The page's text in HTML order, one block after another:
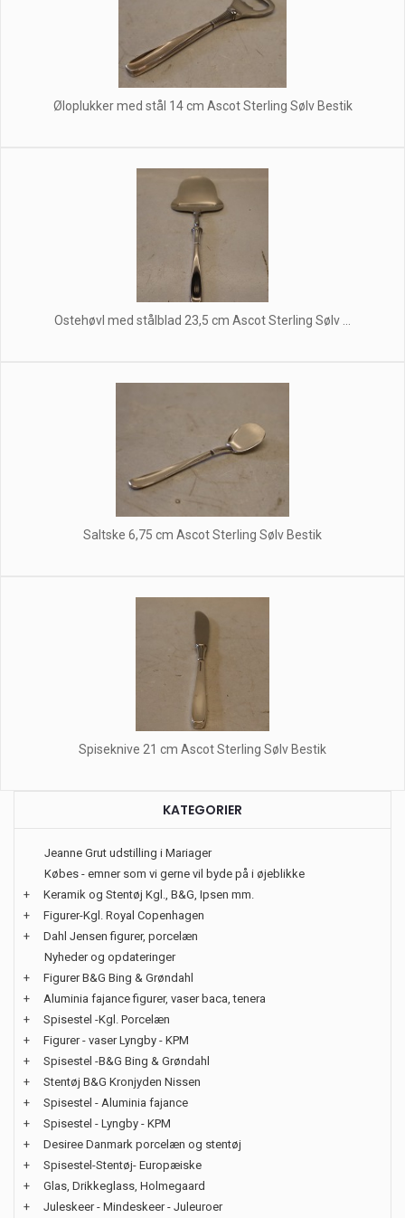
Øloplukker med stål 14 cm Ascot Sterling Sølv Bestik
Ostehøvl med stålblad 23,5 cm Ascot Sterling Sølv ...
Saltske 6,75 cm Ascot Sterling Sølv Bestik
Spiseknive 21 cm Ascot Sterling Sølv Bestik
KATEGORIER
Jeanne Grut udstilling i Mariager
Købes - emner som vi gerne vil byde på i øjeblikke
+
Keramik og Stentøj Kgl., B&G, Ipsen mm.
+
Figurer-Kgl. Royal Copenhagen
+
Dahl Jensen figurer, porcelæn
Nyheder og opdateringer
+
Figurer B&G Bing & Grøndahl
+
Aluminia fajance figurer, vaser baca, tenera
+
Spisestel -Kgl. Porcelæn
+
Figurer - vaser Lyngby - KPM
+
Spisestel -B&G Bing & Grøndahl
+
Stentøj B&G Kronjyden Nissen
+
Spisestel - Aluminia fajance
+
Spisestel - Lyngby - KPM
+
Desiree Danmark porcelæn og stentøj
+
Spisestel-Stentøj- Europæiske
+
Glas, Drikkeglass, Holmegaard
+
Juleskeer - Mindeskeer - Juleuroer